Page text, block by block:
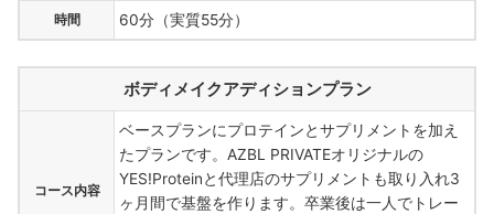
時間 60分（実質55分）
ボディメイクアディションプラン
コース内容
ベースプランにプロテインとサプリメントを加え
たプランです。AZBL PRIVATEオリジナルの
YES!Proteinと代理店のサプリメントも取り入れ3
ヶ月間で基盤を作ります。卒業後は一人でトレー